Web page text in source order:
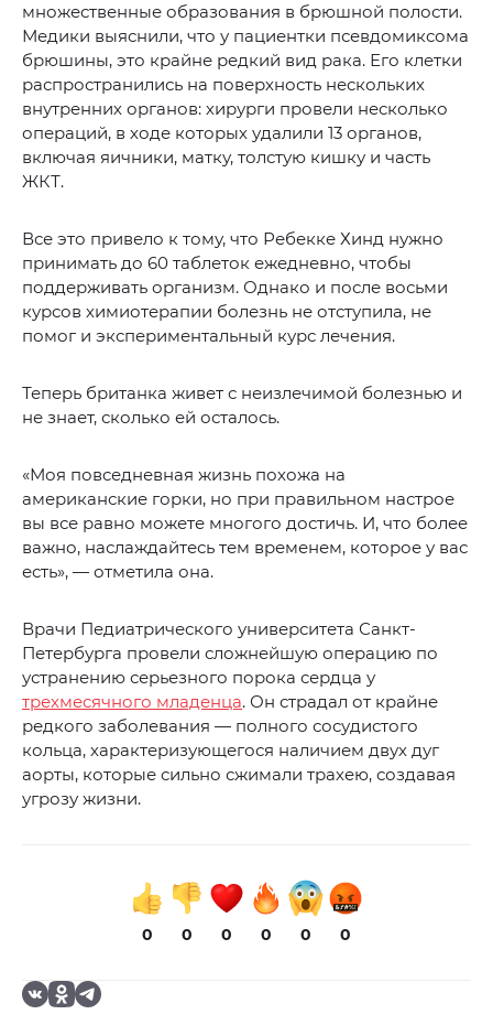
множественные образования в брюшной полости.
Медики выяснили, что у пациентки псевдомиксома
брюшины, это крайне редкий вид рака. Его клетки
распространились на поверхность нескольких
внутренних органов: хирурги провели несколько
операций, в ходе которых удалили 13 органов,
включая яичники, матку, толстую кишку и часть
ЖКТ.
Все это привело к тому, что Ребекке Хинд нужно
принимать до 60 таблеток ежедневно, чтобы
поддерживать организм. Однако и после восьми
курсов химиотерапии болезнь не отступила, не
помог и экспериментальный курс лечения.
Теперь британка живет с неизлечимой болезнью и
не знает, сколько ей осталось.
«Моя повседневная жизнь похожа на
американские горки, но при правильном настрое
вы все равно можете многого достичь. И, что более
важно, наслаждайтесь тем временем, которое у вас
есть», — отметила она.
Врачи Педиатрического университета Санкт-
Петербурга провели сложнейшую операцию по
устранению серьезного порока сердца у
трехмесячного младенца. Он страдал от крайне
редкого заболевания — полного сосудистого
кольца, характеризующегося наличием двух дуг
аорты, которые сильно сжимали трахею, создавая
угрозу жизни.
0 0 0 0 0 0